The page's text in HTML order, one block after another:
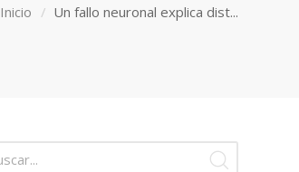
Inicio Un fallo neuronal explica dist...